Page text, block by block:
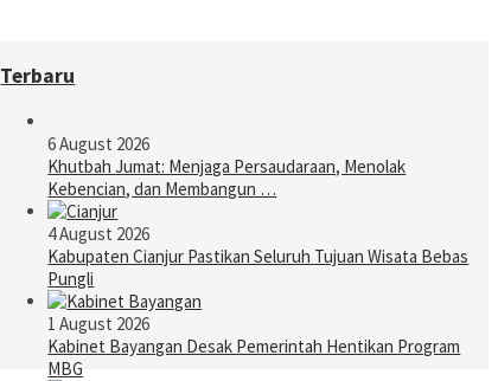
Terbaru
6 August 2026
Khutbah Jumat: Menjaga Persaudaraan, Menolak
Kebencian, dan Membangun …
4 August 2026
Kabupaten Cianjur Pastikan Seluruh Tujuan Wisata Bebas
Pungli
1 August 2026
Kabinet Bayangan Desak Pemerintah Hentikan Program
MBG